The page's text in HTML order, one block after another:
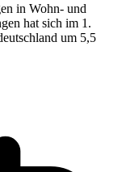
in Wohn- und
hat sich im 1.
um 5,5